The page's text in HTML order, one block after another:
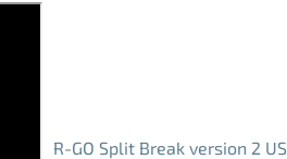
R-GO Split Break version 2 US